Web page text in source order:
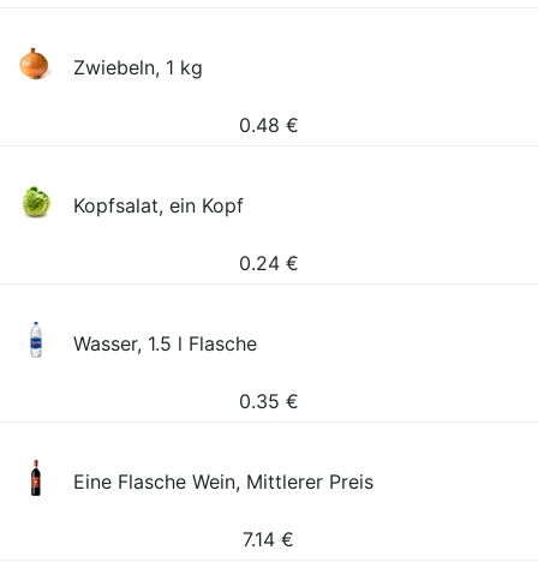
Zwiebeln, 1 kg
0.48 €
Kopfsalat, ein Kopf
0.24 €
Wasser, 1.5 l Flasche
0.35 €
Eine Flasche Wein, Mittlerer Preis
7.14 €